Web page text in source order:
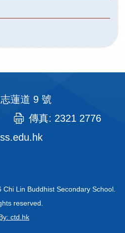
蓮道 9 號
傳真: 2321 2776
Chi Lin Buddhist Secondary School.
reserved.
ctd.hk